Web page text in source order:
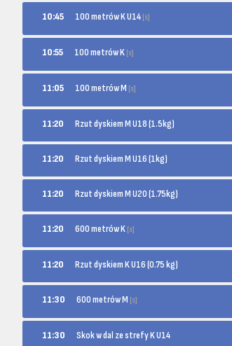
10:45 100 metrów K U14 [s]
10:55 100 metrów K [s]
11:05 100 metrów M [s]
11:20 Rzut dyskiem M U18 (1.5kg)
11:20 Rzut dyskiem M U16 (1kg)
11:20 Rzut dyskiem M U20 (1.75kg)
11:20 600 metrów K [s]
11:20 Rzut dyskiem K U16 (0.75 kg)
11:30 600 metrów M [s]
11:30 Skok w dal ze strefy K U14